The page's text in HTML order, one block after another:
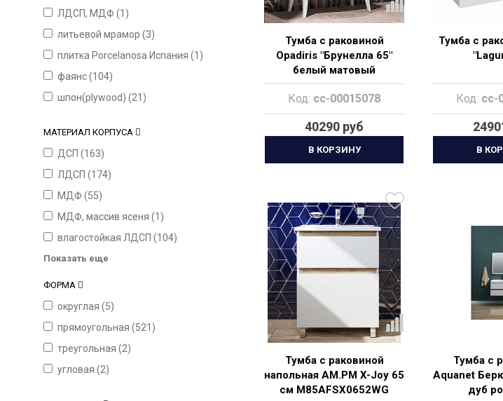
ЛДСП, МДФ (1 )
литьевой мрамор (3)
плитка Porcelanosa Испания (1 )
фаянс (104)
шпон(plywood) (21 )
МАТЕРИАЛ КОРПУСА
ДСП (163)
ЛДСП (174)
МДФ (55)
МДФ, массив ясеня (1 )
влагостойкая ЛДСП (104)
Показать еще
ФОРМА
округлая (5)
прямоугольная (521 )
треугольная (2)
угловая (2)
Тумба с раковиной
Opadiris "Брунелла 65"
белый матовый
Код: cc-00015078
40290 руб
В КОРЗИНУ
Тумба с
Код: cc-
В
Тумба с раковиной
напольная AM.PM X-Joy 65
см M85AFSX0652WG
Тумба с
Aquanet
дуб